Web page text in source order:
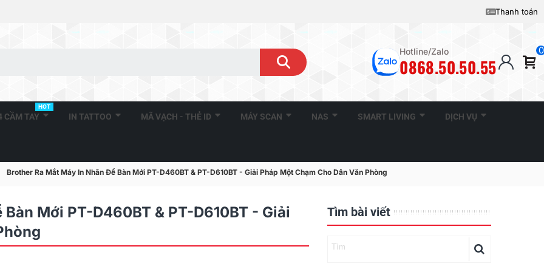
Thanh toán
Hotline/Zalo
0868.50.50.55
0
CẦM TAY
HOT
IN TATTOO MÃ VẠCH - THẺ ID MÁY SCAN NAS SMART LIVING DỊCH VỤ
Brother Ra Mắt Máy In Nhãn Để Bàn Mới PT-D460BT & PT-D610BT - Giải Pháp Một Chạm Cho Dân Văn Phòng
Tìm bài viết
Mới PT-D460BT & PT-D610BT - Giải